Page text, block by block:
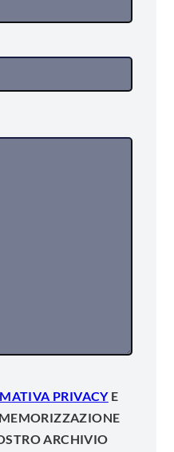
PRIVACYE
ARCHIVIO